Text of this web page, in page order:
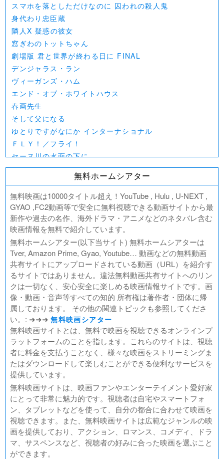
スマホを落としただけなのに 囚われの殺人鬼
身代わり忠臣蔵
隣人X 疑惑の彼女
窓ぎわのトットちゃん
劇場版 君と世界が終わる日に FINAL
デンジャラス・ラン
ヴィーガンズ・ハム
エンド・オブ・ホワイトハウス
春画先生
そして父になる
ゆとりですがなにか インターナショナル
ＦＬＹ！／フライ！
セーヌ川の水面の下に
北極百貨店のコンシェルジュさん
好きでも嫌いなあまのじゃく
デジモンアドベンチャー02 THE BEGINNING
範馬刃牙VSケンガンアシュラ
一月の声に歓びを刻め
PLAY! ～勝つとか負けるとかは、どーでもよくて～
ULTRAMAN： RISING
BLAME!（ブラム）
ゴールデンカムイ
FUKUYAMA MASAHARU LIVE FILM 言霊の幸わう夏
@NIPPON BUDOKAN 2023
春の画 SHUNGA
熱のあとに
Civil War（原題）
翔んで埼玉 ～琵琶湖より愛をこめて～
無料ホームシアター
無料映画は10000タイトル超え！YouTube , Hulu , U-NEXT ,
GYAO ,FC2動画等で安全に無料視聴できる動画サイトから最
新作や過去の名作、海外ドラマ・アニメなどのネタバレ含む
映画情報を無料で紹介しています。
無料ホームシアター(以下当サイト) 無料ホームシアターは
Tver, Amazon Prime, Gyao, Youtube… 動画などの無料動画
共有サイトにアップロードされている動画（URL）を紹介す
るサイトではありません。違法無料動画共有サイトへのリン
クは一切なく、安心安全に楽しめる映画情報サイトです。画
像・動画・音声等すべての知的 所有権は著作者・団体に帰
属しております。 その他の関連トピックも参照してくださ
い。: ➜➜➜無料映画シアター
無料映画サイトとは、無料で映画を視聴できるオンラインプ
ラットフォームのことを指します。これらのサイトは、視聴
者に料金を支払うことなく、様々な映画をストリーミングま
たはダウンロードして楽しむことができる便利なサービスを
提供しています。
無料映画サイトは、映画ファンやエンターテイメント愛好家
にとって非常に魅力的です。視聴者は自宅やスマートフォ
ン、タブレットなどを使って、自分の都合に合わせて映画を
視聴できます。また、無料映画サイトは広範なジャンルの映
画を提供しており、アクション、ロマンス、コメディ、ドラ
マ、サスペンスなど、視聴者の好みに合った映画を選ぶこと
ができます。